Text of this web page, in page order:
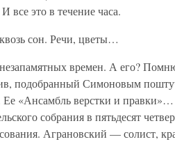
все это в течение часа.
сон. Речи, цветы…
времен. А его?
подобранный Симоновым
«Ансамбль верстки и правки»…
собрания в пятьдесят
Аграновский — солист,